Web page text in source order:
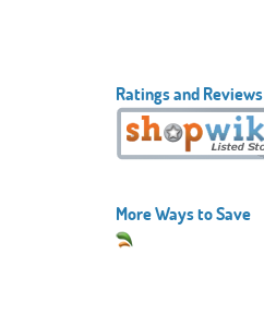
Ratings and Reviews
More Ways to Save